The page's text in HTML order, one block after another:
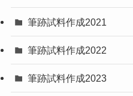
筆跡試料作成2021
筆跡試料作成2022
筆跡試料作成2023